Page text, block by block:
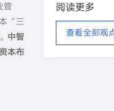
管
“三
中智
本布
阅读更多
查看全部观